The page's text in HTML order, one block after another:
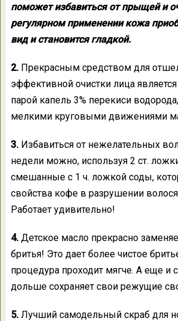
поможет избавиться от прыщей и
регулярном применении кожа
вид и становится гладкой.
2.Прекрасным средством для
эффективной очистки лица
парой капель 3% перекиси
мелкими круговыми движениями
3.Избавиться от нежелательных
недели можно, используя 2 ст.
смешанные с 1 ч. ложкой соды,
свойства кофе в разрушении
Работает удивительно!
4.Детское масло прекрасно
бритья! Это дает более чистое
процедура проходит мягче. А еще и
дольше сохраняет свои режущие
5.Лучший самодельный скраб для